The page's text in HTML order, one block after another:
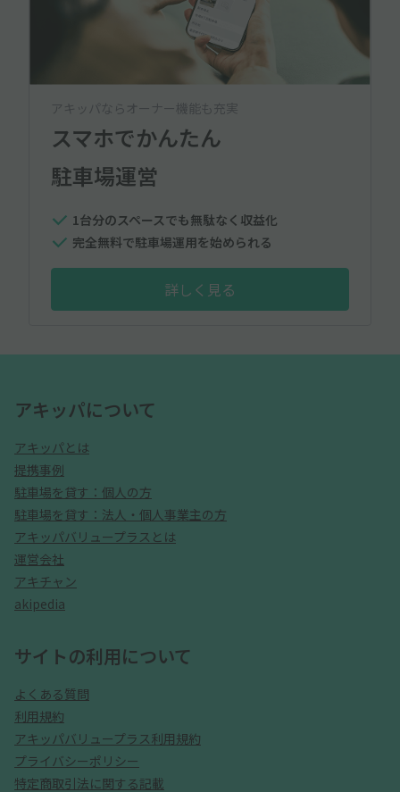
アキッパならオーナー機能も充実
スマホでかんたん
駐車場運営
1台分のスペースでも無駄なく収益化
完全無料で駐車場運用を始められる
詳しく見る
アキッパについて
アキッパとは
提携事例
駐車場を貸す：個人の方
駐車場を貸す：法人・個人事業主の方
アキッパバリュープラスとは
運営会社
アキチャン
akipedia
サイトの利用について
よくある質問
利用規約
アキッパバリュープラス利用規約
プライバシーポリシー
特定商取引法に関する記載